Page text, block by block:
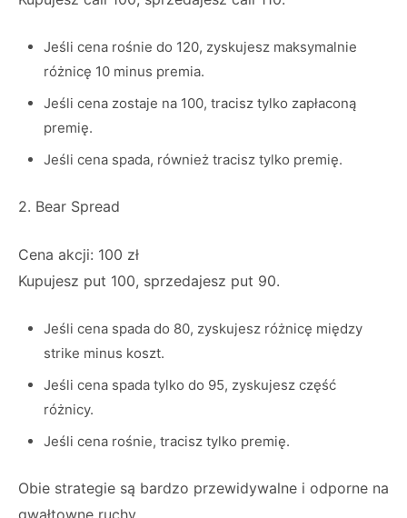
Jeśli cena rośnie do 120, zyskujesz maksymalnie
różnicę 10 minus premia.
Jeśli cena zostaje na 100, tracisz tylko zapłaconą
premię.
Jeśli cena spada, również tracisz tylko premię.
2. Bear Spread
Cena akcji: 100 zł
Kupujesz put 100, sprzedajesz put 90.
Jeśli cena spada do 80, zyskujesz różnicę między
strike minus koszt.
Jeśli cena spada tylko do 95, zyskujesz część
różnicy.
Jeśli cena rośnie, tracisz tylko premię.
Obie strategie są bardzo przewidywalne i odporne na